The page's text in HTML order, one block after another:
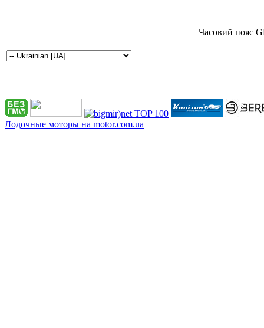
Часовий пояс
Лодочные моторы на motor.com.ua